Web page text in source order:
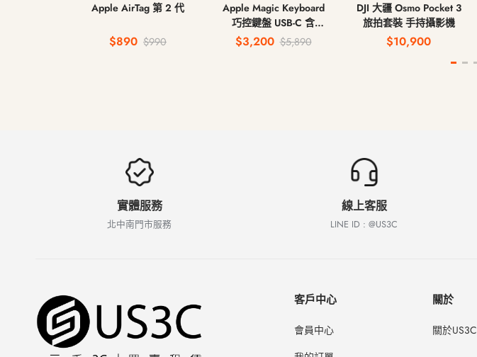
Apple AirTag 第 2 代
$890 $990
Apple Magic Keyboard
巧控鍵盤 USB-C 含
Touch ID 和 數字鍵盤 中
$3,200 $5,890
DJI 大疆 Osmo Pocket 3
旅拍套裝 手持攝影機
$10,900
實體服務
北中南門市服務
線上客服
LINE ID : @US3C
客戶中心
會員中心
關於
關於US3C